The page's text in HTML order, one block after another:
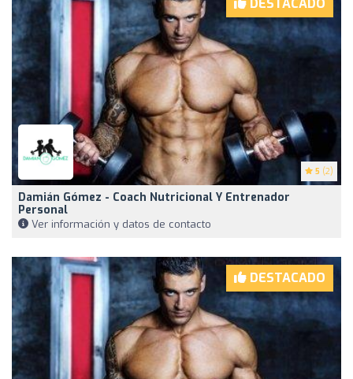
DESTACADO
5 (2)
Damián Gómez - Coach Nutricional Y Entrenador
Personal
Ver información y datos de contacto
DESTACADO